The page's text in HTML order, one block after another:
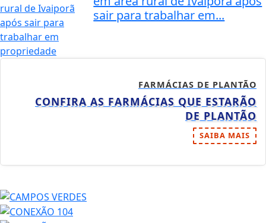
sair para trabalhar em...
FARMÁCIAS DE PLANTÃO
CONFIRA AS FARMÁCIAS QUE ESTARÃO
DE PLANTÃO
SAIBA MAIS